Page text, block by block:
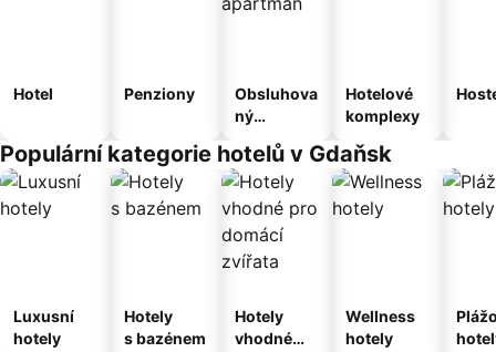
Hotel Penziony
Obsluhova
ný
Hotelové
komplexy
Populární kategorie hotelů v Gdaňsk
Luxusní
hotely
Hotely
s bazénem
Hotely
vhodné
Wellness
hotely